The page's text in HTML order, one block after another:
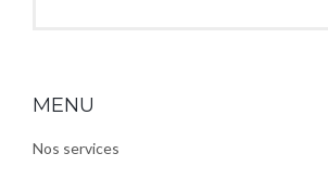
MENU
Nos services